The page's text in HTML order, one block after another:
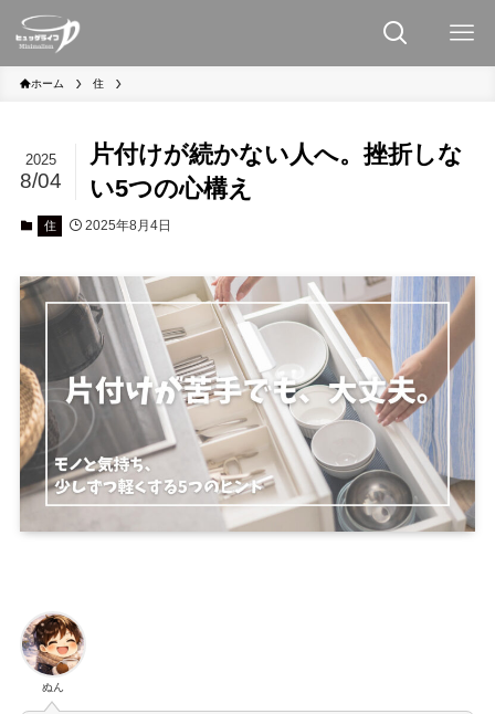
ホーム 住
片付けが続かない人へ。挫折しな
い5つの心構え
2025
8/04
住 2025年8月4日
ぬん